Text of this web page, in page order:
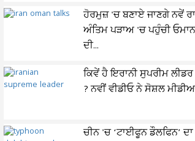
ਹੋਰਮੁਜ਼ 'ਚ ਬਣਾਏ ਜਾਣਗੇ ਨਵੇਂ
ਅੰਤਿਮ ਪੜਾਅ 'ਚ ਪਹੁੰਚੀ
ਦੀ...
ਕਿਵੇਂ ਹੈ ਇਰਾਨੀ ਸੁਪਰੀਮ
? ਨਵੀਂ ਵੀਡੀਓ ਨੇ ਸੋਸ਼ਲ
ਚੀਨ 'ਚ ‘ਟਾਈਫੂਨ ਡੌਲਫਿਨ’